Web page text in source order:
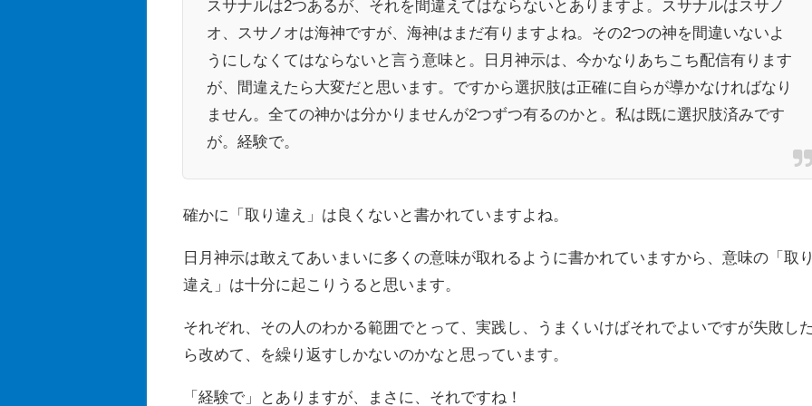
スサナルは2つあるが、それを間違えてはならないとありますよ。スサナルはスサノ
オ、スサノオは海神ですが、海神はまだ有りますよね。その2つの神を間違いないよ
うにしなくてはならないと言う意味と。日月神示は、今かなりあちこち配信有ります
が、間違えたら大変だと思います。ですから選択肢は正確に自らが導かなければなり
ません。全ての神かは分かりませんが2つずつ有るのかと。私は既に選択肢済みです
が。経験で。
確かに「取り違え」は良くないと書かれていますよね。
日月神示は敢えてあいまいに多くの意味が取れるように書かれていますから、意味の「取
違え」は十分に起こりうると思います。
それぞれ、その人のわかる範囲でとって、実践し、うまくいけばそれでよいですが失敗し
ら改めて、を繰り返すしかないのかなと思っています。
「経験で」とありますが、まさに、それですね！